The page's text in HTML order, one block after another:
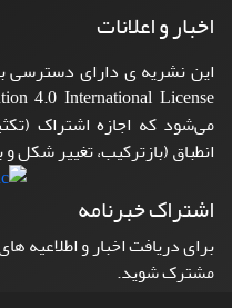
اخبار و اعلانات
این نشریه ی دارای دسترسی
می‌شود که اجازه اشتراک
انطباق (بازترکیب، تغییر
اشتراک خبرنامه
برای دریافت اخبار و اطلاعیه
مشترک شوید.